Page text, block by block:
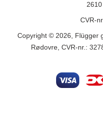
CVR-
Copyright © 2026, Flügger
Rødovre, CVR-nr.: